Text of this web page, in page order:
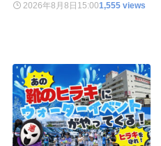
2026年8月8日 15:001,555 views